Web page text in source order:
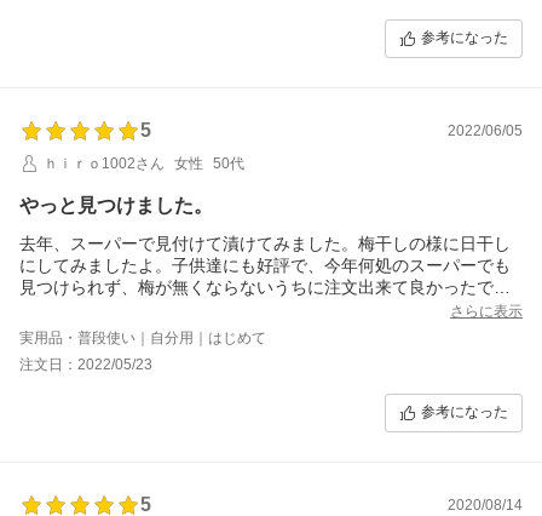
参考になった
5
2022/06/05
ｈｉｒｏ1002さん
女性 50代
やっと見つけました。
去年、スーパーで見付けて漬けてみました。梅干しの様に日干し
にしてみましたよ。子供達にも好評で、今年何処のスーパーでも
見つけられず、梅が無くならないうちに注文出来て良かったで
さらに表示
実用品・普段使い｜自分用｜はじめて
注文日：2022/05/23
参考になった
5
2020/08/14